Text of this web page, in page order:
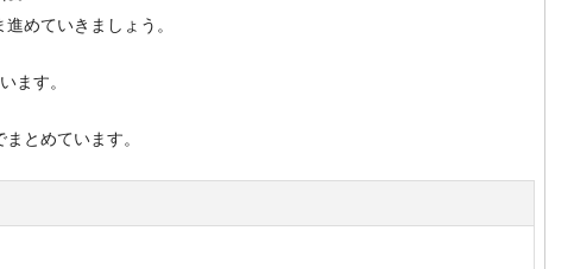
めていきましょう。
ます。
とめています。